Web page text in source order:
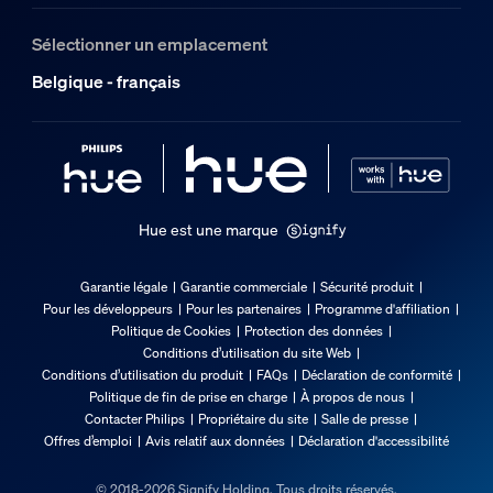
Température de fonctionnement
-20 °C à 45 °C
Options/accessoires inclus
Piles fournies
Garantie
2 ans
Sélectionner un emplacement
Belgique - français
Hue est une marque
Garantie légale Garantie commerciale
Sécurité produit
Pour les développeurs
Pour les partenaires
Programme d'affiliation
Politique de Cookies
Protection des données
Conditions d’utilisation du site Web
Conditions d’utilisation du produit
FAQs
Déclaration de conformité
Politique de fin de prise en charge
À propos de nous
Contacter Philips
Propriétaire du site
Salle de presse
Offres d’emploi
Avis relatif aux données Déclaration d'accessibilité
© 2018-2026 Signify Holding. Tous droits réservés.